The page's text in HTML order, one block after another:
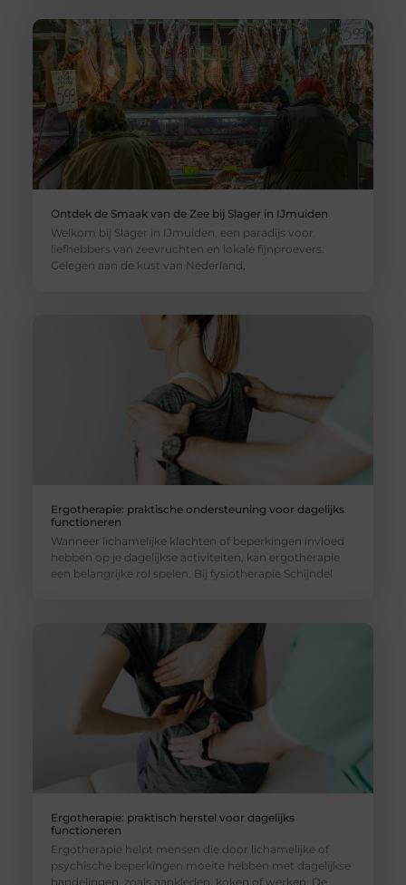
Ontdek de Smaak van de Zee bij Slager in IJmuiden
Welkom bij Slager in IJmuiden, een paradijs voor
liefhebbers van zeevruchten en lokale fijnproevers.
Gelegen aan de kust van Nederland,
Ergotherapie: praktische ondersteuning voor dagelijks
functioneren
Wanneer lichamelijke klachten of beperkingen invloed
hebben op je dagelijkse activiteiten, kan ergotherapie
een belangrijke rol spelen. Bij fysiotherapie Schijndel
Ergotherapie: praktisch herstel voor dagelijks
functioneren
Ergotherapie helpt mensen die door lichamelijke of
psychische beperkingen moeite hebben met dagelijkse
handelingen, zoals aankleden, koken of werken. De